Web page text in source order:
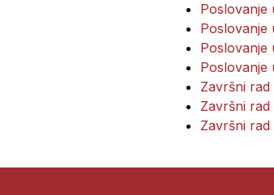
Poslovanje
Poslovanje
Poslovanje
Poslovanje
Završni rad
Završni rad
Završni rad